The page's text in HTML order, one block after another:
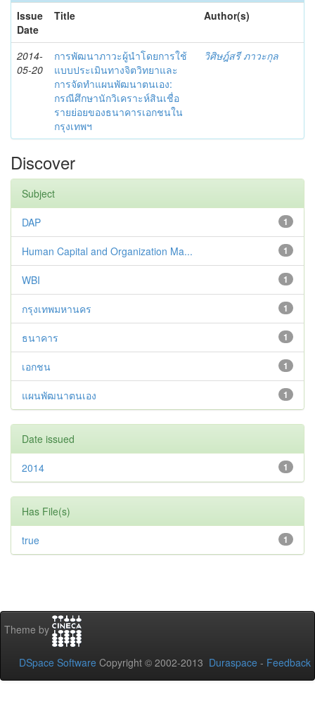
Issue
Date
Title Author(s)
2014-
05-20
การพัฒนาภาวะผู้นำโดยการใช้
แบบประเมินทางจิตวิทยาและ
การจัดทำแผนพัฒนาตนเอง:
กรณีศึกษานักวิเคราะห์สินเชื่อ
รายย่อยของธนาคารเอกชนใน
กรุงเทพฯ
วิศิษฎ์สรี ภาวะกุล
Discover
Subject
1
DAP
1
Human Capital and Organization Ma...
1
WBI
1
กรุงเทพมหานคร
1
ธนาคาร
1
เอกชน
1
แผนพัฒนาตนเอง
Date issued
1
2014
Has File(s)
1
true
Theme by
DSpace Software Copyright © 2002-2013 Duraspace - Feedback